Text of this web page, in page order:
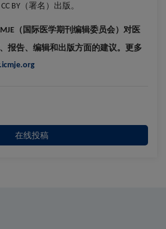
CC BY （署名）出版。
（国际医学期刊编辑委员会）对医
报告、编辑和出版方面的建议。更多
在线投稿